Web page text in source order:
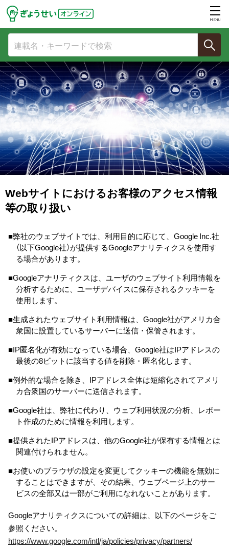
MENU
Webサイトにおけるお客様のアクセス情報
等の取り扱い
■弊社のウェブサイトでは、利用目的に応じて、Google Inc.社
（以下Google社）が提供するGoogleアナリティクスを使用す
る場合があります。
■Googleアナリティクスは、ユーザのウェブサイト利用情報を
分析するために、ユーザデバイスに保存されるクッキーを
使用します。
■生成されたウェブサイト利用情報は、Google社がアメリカ合
衆国に設置しているサーバーに送信・保管されます。
■IP匿名化が有効になっている場合、Google社はIPアドレスの
最後の8ビットに該当する値を削除・匿名化します。
■例外的な場合を除き、IPアドレス全体は短縮化されてアメリ
カ合衆国のサーバーに送信されます。
■Google社は、弊社に代わり、ウェブ利用状況の分析、レポー
ト作成のために情報を利用します。
■提供されたIPアドレスは、他のGoogle社が保有する情報とは
関連付けられません。
■お使いのブラウザの設定を変更してクッキーの機能を無効に
することはできますが、その結果、ウェブページ上のサー
ビスの全部又は一部がご利用になれないことがあります。
Googleアナリティクスについての詳細は、以下のページをご
参照ください。
https://www.google.com/intl/ja/policies/privacy/partners/